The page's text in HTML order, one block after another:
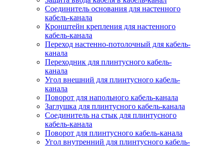
Соединитель основания для настенного
кабель-канала
Кронштейн крепления для настенного
кабель-канала
Переход настенно-потолочный для кабель-
канала
Переходник для плинтусного кабель-
канала
Угол внешний для плинтусного кабель-
канала
Поворот для напольного кабель-канала
Заглушка для плинтусного кабель-канала
Соединитель на стык для плинтусного
кабель-канала
Поворот для плинтусного кабель-канала
Угол внутренний для плинтусного кабель-